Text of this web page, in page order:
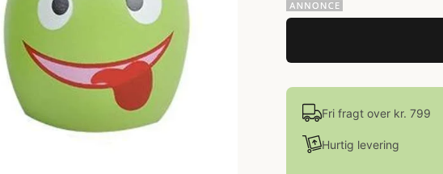
Fri fragt over kr. 799
Hurtig levering